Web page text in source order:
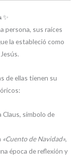
persona, sus raíces
la estableció como
de ellas tienen su
Claus, símbolo de
«Cuento de Navidad»,
época de reflexión y